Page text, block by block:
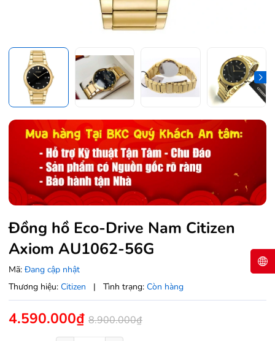
Đồng hồ Eco-Drive Nam Citizen
Axiom AU1062-56G
Mã: Đang cập nhật
Thương hiệu: Citizen | Tình trạng: Còn hàng
4.590.000₫ 8.900.000₫